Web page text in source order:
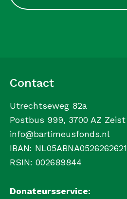
Contact
Utrechtseweg 82a
Postbus 999, 3700 AZ Zeist
info@bartimeusfonds.nl
IBAN: NL05ABNA0526262621
RSIN: 002689844
Donateursservice: